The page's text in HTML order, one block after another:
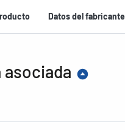
Datos del fabricante
asociada